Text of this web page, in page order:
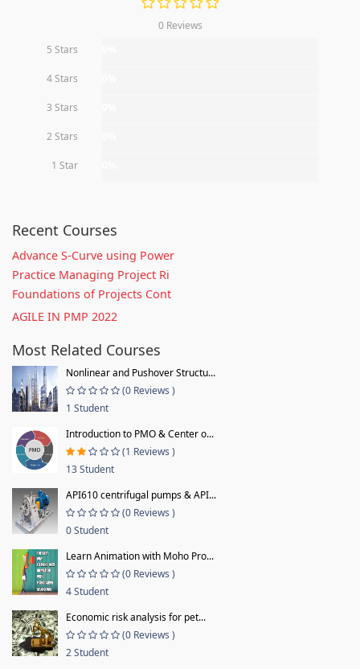
0 Reviews
5 Stars
4 Stars
3 Stars
2 Stars
1 Star
Recent Courses
Advance S-Curve using Power
Practice Managing Project Ri
Foundations of Projects Cont
AGILE IN PMP 2022
Most Related Courses
Nonlinear and Pushover Structu...
(0 Reviews )
1 Student
Introduction to PMO & Center o...
(1 Reviews )
13 Student
API610 centrifugal pumps & API...
(0 Reviews )
0 Student
Learn Animation with Moho Pro...
(0 Reviews )
4 Student
Economic risk analysis for pet...
(0 Reviews )
2 Student